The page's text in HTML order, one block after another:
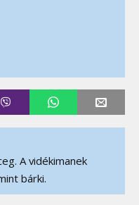
A vidékimanek
bárki.